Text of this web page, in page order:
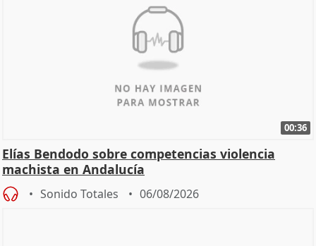
00:36
Elías Bendodo sobre competencias violencia
machista en Andalucía
Sonido Totales 06/08/2026